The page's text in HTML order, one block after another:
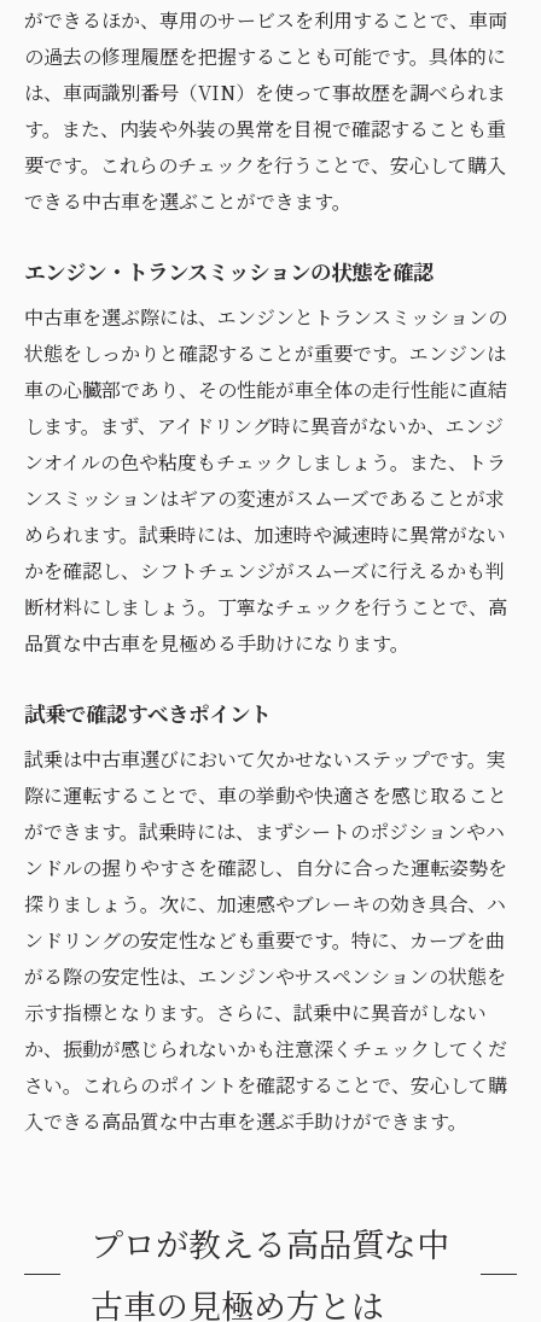
保証の有無とその内容を確認
第三者機関による検査の有効性
保証書の読み方と注意点
品質保証を提供するディーラーを選ぶ
購入時に確認すべき保証条件
保証対象外のリスクを理解する
高品質な中古車を手に入れるための賢い選び方
中古車選びの基本的な心構え
信頼できる情報源の活用法
価格と品質のバランスを考える
目的に応じた車種選び
長く付き合える中古車の特徴
中古車選びで失敗しないためのステップ
ができるほか、専用のサービスを利用することで、車両
の過去の修理履歴を把握することも可能です。具体的に
は、車両識別番号（VIN）を使って事故歴を調べられま
す。また、内装や外装の異常を目視で確認することも重
要です。これらのチェックを行うことで、安心して購入
できる中古車を選ぶことができます。
エンジン・トランスミッションの状態を確認
中古車を選ぶ際には、エンジンとトランスミッションの
状態をしっかりと確認することが重要です。エンジンは
車の心臓部であり、その性能が車全体の走行性能に直結
します。まず、アイドリング時に異音がないか、エンジ
ンオイルの色や粘度もチェックしましょう。また、トラ
ンスミッションはギアの変速がスムーズであることが求
められます。試乗時には、加速時や減速時に異常がない
かを確認し、シフトチェンジがスムーズに行えるかも判
断材料にしましょう。丁寧なチェックを行うことで、高
品質な中古車を見極める手助けになります。
試乗で確認すべきポイント
試乗は中古車選びにおいて欠かせないステップです。実
際に運転することで、車の挙動や快適さを感じ取ること
ができます。試乗時には、まずシートのポジションやハ
ンドルの握りやすさを確認し、自分に合った運転姿勢を
探りましょう。次に、加速感やブレーキの効き具合、ハ
ンドリングの安定性なども重要です。特に、カーブを曲
がる際の安定性は、エンジンやサスペンションの状態を
示す指標となります。さらに、試乗中に異音がしない
か、振動が感じられないかも注意深くチェックしてくだ
さい。これらのポイントを確認することで、安心して購
入できる高品質な中古車を選ぶ手助けができます。
プロが教える高品質な中
古車の見極め方とは